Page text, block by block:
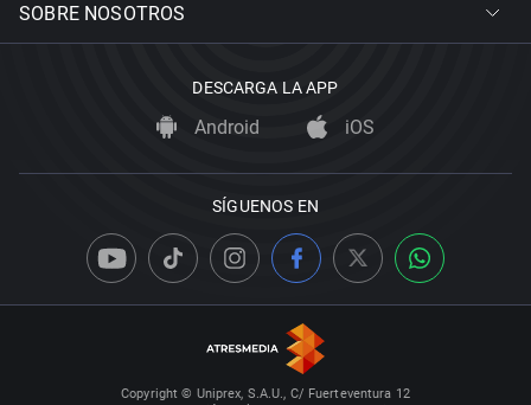
SOBRE NOSOTROS
DESCARGA LA APP
Android iOS
SÍGUENOS EN
Copyright © Uniprex, S.A.U., C/ Fuerteventura 12